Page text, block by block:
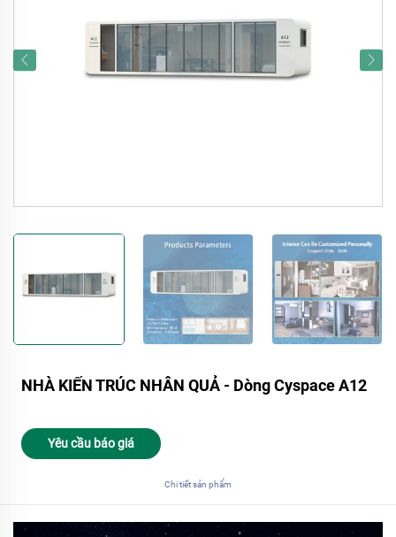
NHÀ KIẾN TRÚC NHÂN QUẢ - Dòng Cyspace A12
Yêu cầu báo giá
Chi tiết sản phẩm